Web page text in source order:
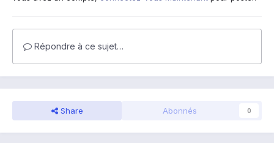
Répondre à ce sujet…
Share Abonnés 0